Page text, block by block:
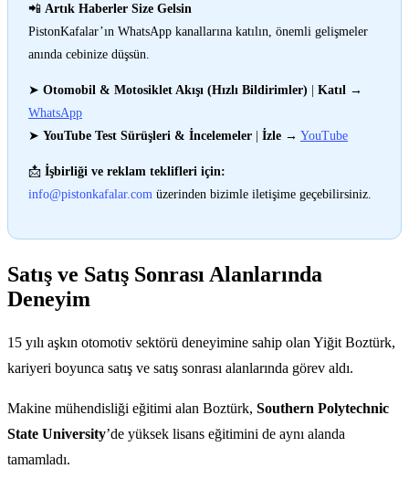
📲 Artık Haberler Size Gelsin
PistonKafalar’ın WhatsApp kanallarına katılın, önemli gelişmeler
anında cebinize düşsün.
➤ Otomobil & Motosiklet Akışı (Hızlı Bildirimler) | Katıl →
WhatsApp
➤ YouTube Test Sürüşleri & İncelemeler | İzle → YouTube
📩 İşbirliği ve reklam teklifleri için:
info@pistonkafalar.com üzerinden bizimle iletişime geçebilirsiniz.
Satış ve Satış Sonrası Alanlarında
Deneyim
15 yılı aşkın otomotiv sektörü deneyimine sahip olan Yiğit Boztürk,
kariyeri boyunca satış ve satış sonrası alanlarında görev aldı.
Makine mühendisliği eğitimi alan Boztürk, Southern Polytechnic
State University’de yüksek lisans eğitimini de aynı alanda
tamamladı.